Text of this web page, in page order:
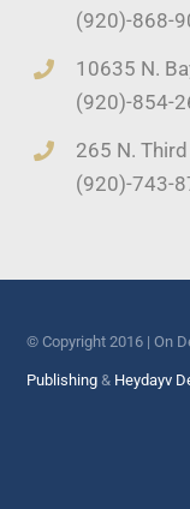
(920)-868-
10635 N.
(920)-854-
265 N.
(920)-743-
© Copyright 2016 | On
Publishing & Heydayv